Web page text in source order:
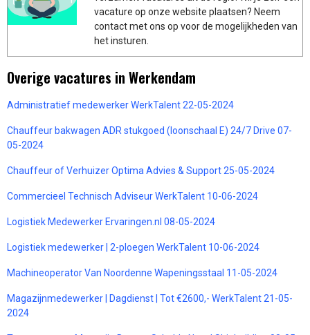
vacature op onze website plaatsen? Neem
contact met ons op voor de mogelijkheden van
het insturen.
Overige vacatures in Werkendam
Administratief medewerker WerkTalent 22-05-2024
Chauffeur bakwagen ADR stukgoed (loonschaal E) 24/7 Drive 07-
05-2024
Chauffeur of Verhuizer Optima Advies & Support 25-05-2024
Commercieel Technisch Adviseur WerkTalent 10-06-2024
Logistiek Medewerker Ervaringen.nl 08-05-2024
Logistiek medewerker | 2-ploegen WerkTalent 10-06-2024
Machineoperator Van Noordenne Wapeningsstaal 11-05-2024
Magazijnmedewerker | Dagdienst | Tot €2600,- WerkTalent 21-05-
2024